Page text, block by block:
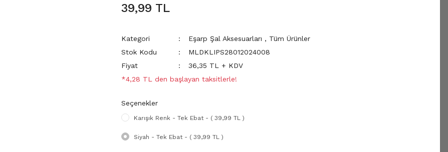
39,99 TL
Kategori Eşarp Şal Aksesuarları , Tüm Ürünler
Stok Kodu
MLDKLIPS28012024008
Fiyat
36,35 TL + KDV
*4,28 TL den başlayan taksitlerle!
Seçenekler
Karışık Renk - Tek Ebat - ( 39,99 TL )
Siyah - Tek Ebat - ( 39,99 TL )